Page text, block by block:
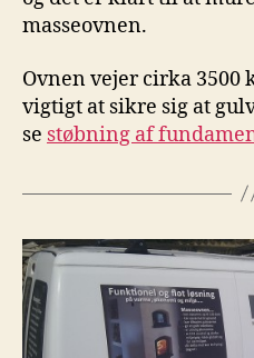
masseovnen.
Ovnen vejer cirka 3500
vigtigt at sikre sig at
se støbning af